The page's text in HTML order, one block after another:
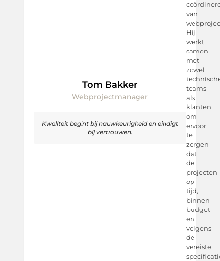
Tom Bakker
Webprojectmanager
Kwaliteit begint bij nauwkeurigheid en eindigt
bij vertrouwen.
van
Hij
werkt
samen
met
zowel
teams
als
klanten
om
ervoor
te
zorgen
dat
de
projecten
op
tijd,
binnen
budget
en
volgens
de
vereiste